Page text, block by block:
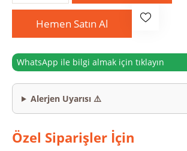
Hemen Satın Al
WhatsApp ile bilgi almak için tıklayın
Alerjen Uyarısı ⚠️
Özel Siparişler İçin